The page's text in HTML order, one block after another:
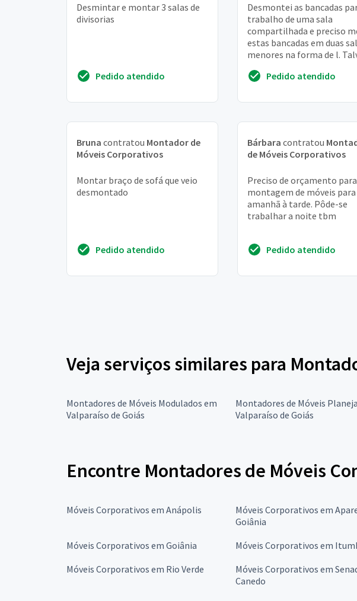
Desmintar e montar 3 salas de
divisorias
Pedido atendido
Desmontei as bancadas
trabalho de uma sala
compartilhada e preciso
estas bancadas em duas
menores na forma de l.
estes formatos em l. ...
Pedido atendido
Bruna contratou Montador de
Móveis Corporativos
Montar braço de sofá que veio
desmontado
Pedido atendido
Bárbara contratou
de Móveis Corporativos
Preciso de orçamento para
montagem de móveis para
amanhã à tarde. Pôde-se
trabalhar a noite tbm
Pedido atendido
Veja serviços similares para
Montadores de Móveis Modulados em
Valparaíso de Goiás
Montadores de Móveis
Valparaíso de Goiás
Encontre Montadores de Móveis
Móveis Corporativos em Anápolis
Móveis Corporativos em
Goiânia
Móveis Corporativos em Goiânia Móveis Corporativos em
Móveis Corporativos em Rio Verde
Móveis Corporativos em
Canedo